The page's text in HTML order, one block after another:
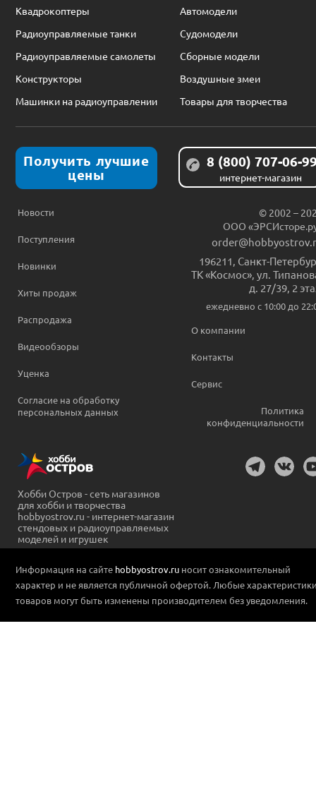
Квадрокоптеры
Автомодели
Радиоуправляемые танки
Судомодели
Радиоуправляемые самолеты
Сборные модели
Конструкторы
Воздушные змеи
Машинки на радиоуправлении
Товары для творчества
Получить лучшие
цены
8 (800) 707-06-
интернет-магазин
Новости
Поступления
Новинки
Хиты продаж
Распродажа
Видеообзоры
Уценка
Согласие на обработку
персональных данных
© 2002 –
ООО
196211 Санкт-
ТК «Космос», ул.
д. 27/39, 2
ежедневно c 10:00 до
О компании
Контакты
Сервис
Политика
конфиденциальности
Хобби Остров - сеть магазинов
для хобби и творчества
hobbyostrov.ru - интернет-магазин
стендовых и радиоуправляемых
моделей и игрушек
Информация на сайте hobbyostrov.ru носит ознакомительный
характер и не является публичной офертой. Любые
товаров могут быть изменены производителем без уведомления.